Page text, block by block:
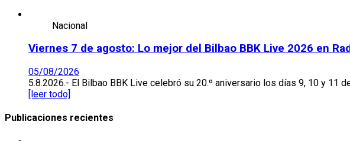
Nacional
Viernes 7 de agosto: Lo mejor del Bilbao BBK Live 2026 en
05/08/2026
5.8.2026.- El Bilbao BBK Live celebró su 20.º aniversario los días 9, 10 y 11
[leer todo]
Publicaciones recientes